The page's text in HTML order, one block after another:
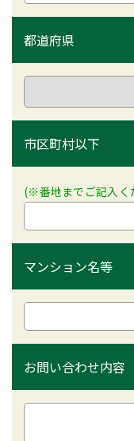
都道府県
市区町村以下
(※番地までご記入く
マンション名等
お問い合わせ内容